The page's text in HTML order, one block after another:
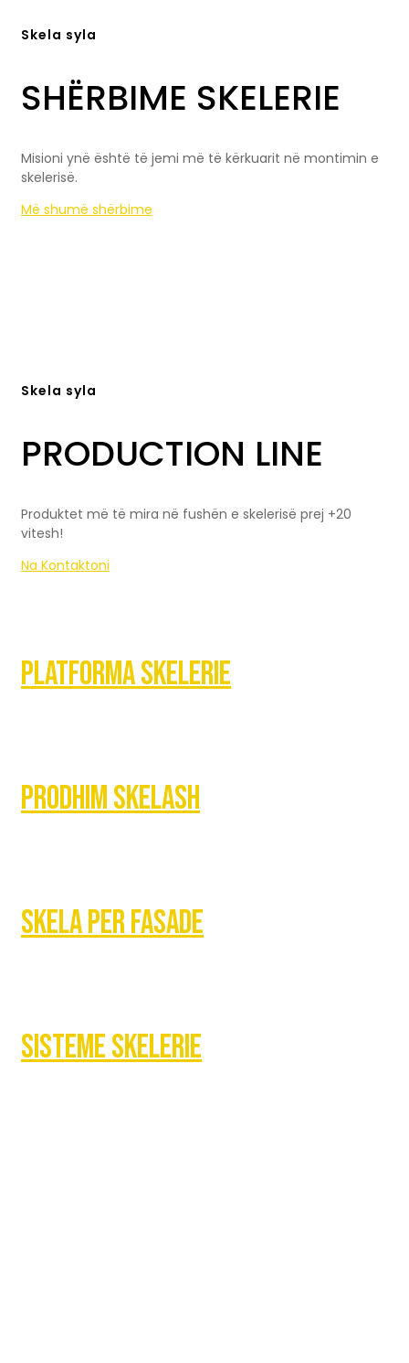
Skela syla
SHËRBIME SKELERIE
Misioni ynë është të jemi më të kërkuarit në montimin e
skelerisë.
Më shumë shërbime
Skela syla
PRODUCTION LINE
Produktet më të mira në fushën e skelerisë prej +20
vitesh!
Na Kontaktoni
Platforma Skelerie
Prodhim Skelash
Skela Per Fasade
Sisteme skelerie